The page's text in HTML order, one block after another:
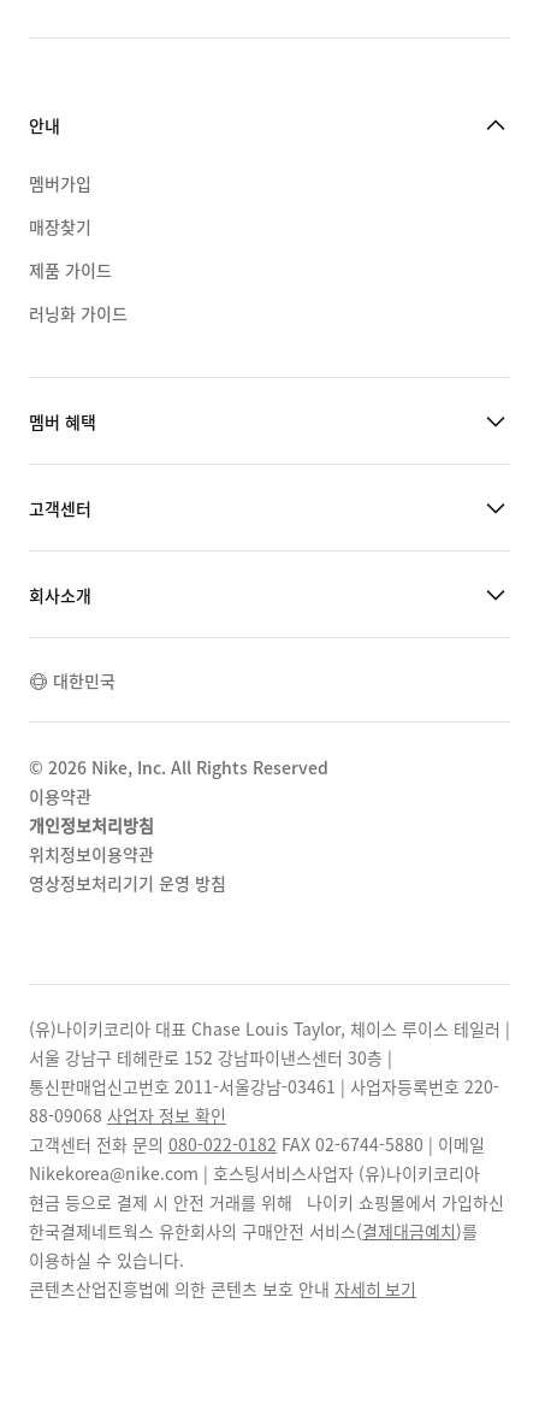
안내
멤버가입
매장찾기
제품 가이드
러닝화 가이드
멤버 혜택
고객센터
회사소개
대한민국
© 2026 Nike, Inc. All Rights Reserved
이용약관
개인정보처리방침
위치정보이용약관
영상정보처리기기 운영 방침
(유)나이키코리아 대표 Chase Louis Taylor, 체이스 루이스 테일러 |
서울 강남구 테헤란로 152 강남파이낸스센터 30층 |
통신판매업신고번호 2011-서울강남-03461 | 사업자등록번호 220-
88-09068 사업자 정보 확인
고객센터 전화 문의 080-022-0182 FAX 02-6744-5880 | 이메일
Nikekorea@nike.com | 호스팅서비스사업자 (유)나이키코리아
현금 등으로 결제 시 안전 거래를 위해 나이키 쇼핑몰에서 가입하신
한국결제네트웍스 유한회사의 구매안전 서비스(결제대금예치)를
이용하실 수 있습니다.
콘텐츠산업진흥법에 의한 콘텐츠 보호 안내 자세히 보기